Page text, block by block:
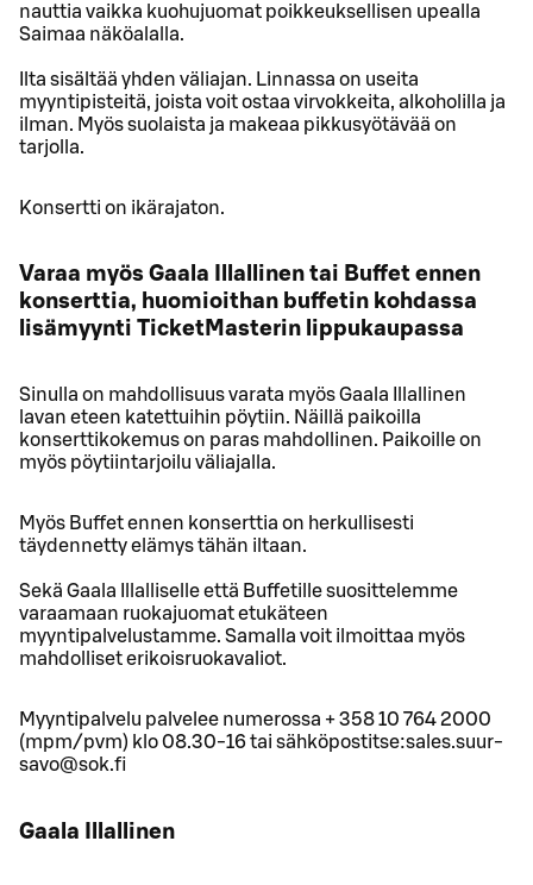
nauttia vaikka kuohujuomat poikkeuksellisen upealla
Saimaa näköalalla.
Ilta sisältää yhden väliajan. Linnassa on useita
myyntipisteitä, joista voit ostaa virvokkeita, alkoholilla ja
ilman. Myös suolaista ja makeaa pikkusyötävää on
tarjolla.
Konsertti on ikärajaton.
Varaa myös Gaala Illallinen tai Buffet ennen
konserttia, huomioithan buffetin kohdassa
lisämyynti TicketMasterin lippukaupassa
Sinulla on mahdollisuus varata myös Gaala Illallinen
lavan eteen katettuihin pöytiin. Näillä paikoilla
konserttikokemus on paras mahdollinen. Paikoille on
myös pöytiintarjoilu väliajalla.
Myös Buffet ennen konserttia on herkullisesti
täydennetty elämys tähän iltaan.
Sekä Gaala Illalliselle että Buffetille suosittelemme
varaamaan ruokajuomat etukäteen
myyntipalvelustamme. Samalla voit ilmoittaa myös
mahdolliset erikoisruokavaliot.
Myyntipalvelu palvelee numerossa + 358 10 764 2000
(mpm/pvm) klo 08.30-16 tai sähköpostitse:sales.suur-
savo@sok.fi
Gaala Illallinen